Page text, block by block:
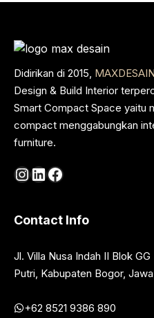
Didirikan di 2015, MAXDESAIN
Design & Build Interior
Smart Compact Space yaitu
compact menggabungkan
furniture.
Instagram
LinkedIn
Facebook
Contact Info
Jl. Villa Nusa Indah II Blok
Putri, Kabupaten Bogor,
+62 8521 9386 890